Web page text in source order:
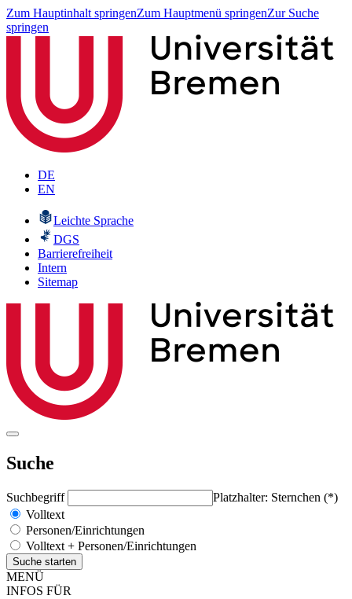
Zum Hauptinhalt springenZum Hauptmenü springenZur Suche
springen
DE
EN
Leichte Sprache
DGS
Barrierefreiheit
Intern
Sitemap
Suche
Suchbegriff
Platzhalter: Sternchen (*)
Volltext
Personen/Einrichtungen
Volltext + Personen/Einrichtungen
MENÜ
INFOS FÜR